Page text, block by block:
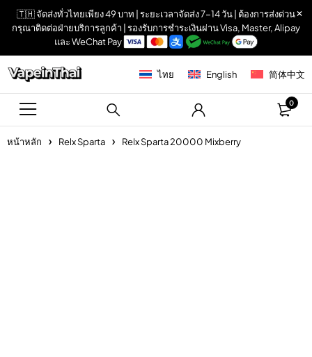
🇹🇭 จัดส่งทั่วไทยเพียง 49 บาท | ระยะเวลาจัดส่ง 7-14 วัน | ต้องการส่งด่วน
กรุณาติดต่อฝ่ายบริการลูกค้า | รองรับการชำระเงินผ่าน Visa, Master, Alipay
และ WeChat Pay
ไทย English 简体中文
0
หน้าหลัก Relx Sparta Relx Sparta 20000 Mixberry